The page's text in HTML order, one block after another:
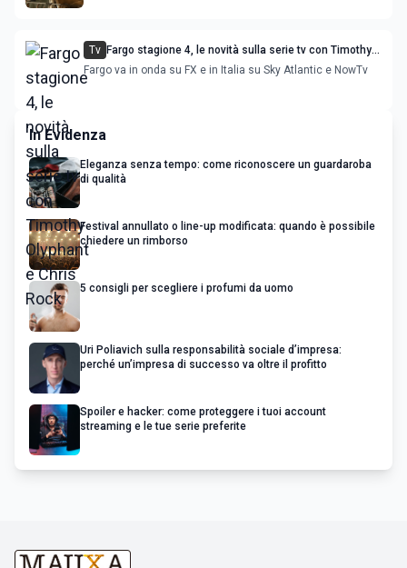
Tv Fargo stagione 4, le novità sulla serie tv con Timothy
Olyphant e Chris Rock
Fargo va in onda su FX e in Italia su Sky Atlantic e NowTv
In Evidenza
Eleganza senza tempo: come riconoscere un guardaroba
di qualità
Festival annullato o line-up modificata: quando è possibile
chiedere un rimborso
5 consigli per scegliere i profumi da uomo
Uri Poliavich sulla responsabilità sociale d’impresa:
perché un’impresa di successo va oltre il profitto
Spoiler e hacker: come proteggere i tuoi account
streaming e le tue serie preferite